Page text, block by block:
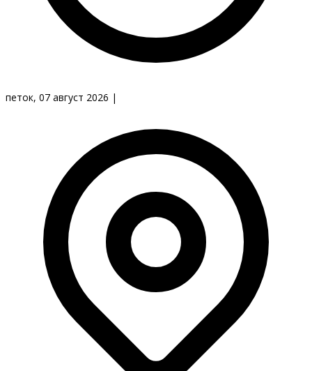
петок, 07 август 2026 |